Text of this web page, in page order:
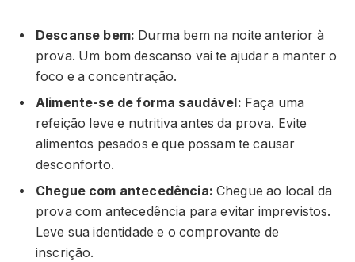
Descanse bem: Durma bem na noite anterior à
prova. Um bom descanso vai te ajudar a manter o
foco e a concentração.
Alimente-se de forma saudável: Faça uma
refeição leve e nutritiva antes da prova. Evite
alimentos pesados e que possam te causar
desconforto.
Chegue com antecedência: Chegue ao local da
prova com antecedência para evitar imprevistos.
Leve sua identidade e o comprovante de
inscrição.